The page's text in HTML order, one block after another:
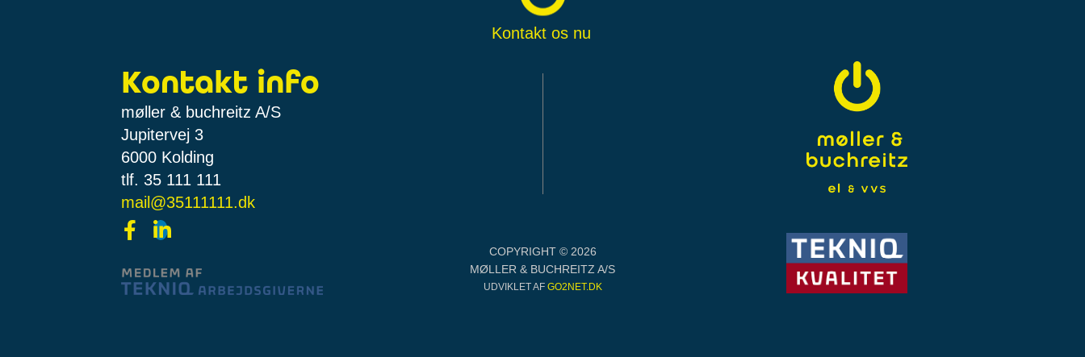
Kontakt os nu
Kontakt info
møller & buchreitz A/S
Jupitervej 3
6000 Kolding
tlf. 35 111 111
mail@35111111.dk
COPYRIGHT © 2026
MØLLER & BUCHREITZ A/S
UDVIKLET AF GO2NET.DK